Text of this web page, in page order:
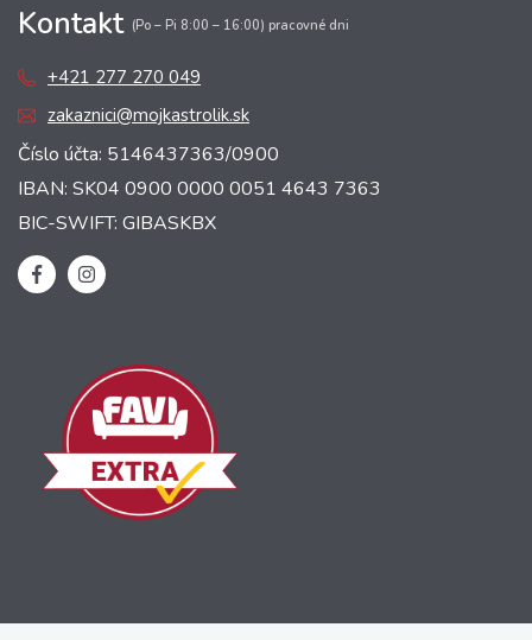
Kontakt (Po – Pi 8:00 – 16:00) pracovné dni
+421 277 270 049
zakaznici@mojkastrolik.sk
Číslo účta: 5146437363/0900
IBAN: SK04 0900 0000 0051 4643 7363
BIC-SWIFT: GIBASKBX